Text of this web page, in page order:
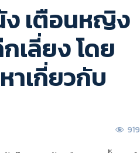
ง เตือนหญิง
เลี่ยง โดย
าเกี่ยวกับ
919